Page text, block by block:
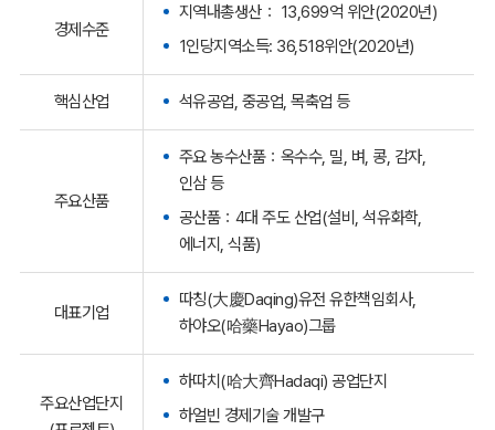
경제수준
지역내총생산： 13,699억 위안(2020년)
1인당지역소득: 36,518위안(2020년)
핵심산업 석유공업, 중공업, 목축업 등
주요산품
주요 농수산품：옥수수, 밀, 벼, 콩, 감자,
인삼 등
공산품：4대 주도 산업(설비, 석유화학,
에너지, 식품)
대표기업
따칭(大慶Daqing)유전 유한책임회사,
하야오(哈藥Hayao)그룹
주요산업단지
하따치(哈大齊Hadaqi) 공업단지
하얼빈 경제기술 개발구